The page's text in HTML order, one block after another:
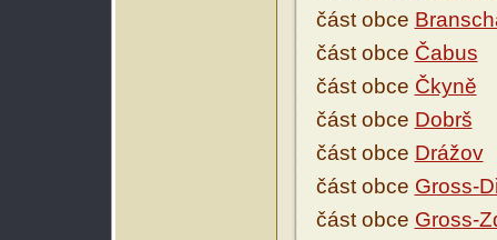
část obce
část obce Čabus
část obce Čkyně
část obce Dobrš
část obce Drážov
část obce Gross-
část obce Gross-